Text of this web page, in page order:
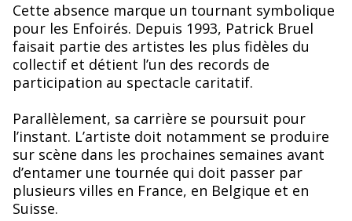
Cette absence marque un tournant symbolique
pour les Enfoirés. Depuis 1993, Patrick Bruel
faisait partie des artistes les plus fidèles du
collectif et détient l’un des records de
participation au spectacle caritatif.
Parallèlement, sa carrière se poursuit pour
l’instant. L’artiste doit notamment se produire
sur scène dans les prochaines semaines avant
d’entamer une tournée qui doit passer par
plusieurs villes en France, en Belgique et en
Suisse.